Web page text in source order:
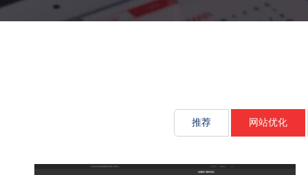
推荐 网站优化